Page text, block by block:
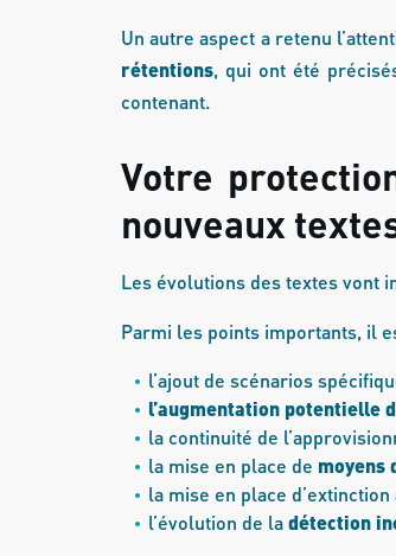
Un autre aspect a retenu
rétentions, qui ont été
contenant.
Votre
nouveaux
Les évolutions des textes vont
Parmi les points importants, il
l’ajout de scénarios
l’augmentation potentielle
la continuité de
la mise en place de moyens
la mise en place
l’évolution de ladétection